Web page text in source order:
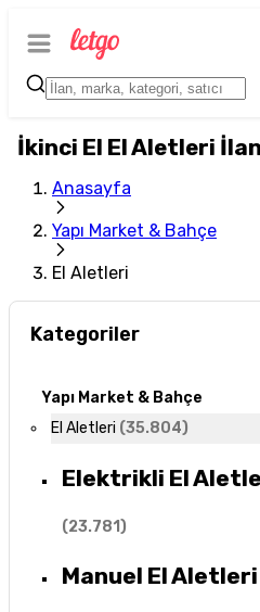
İkinci El El Aletleri
Anasayfa
Yapı Market & Bahçe
El Aletleri
Kategoriler
Yapı Market & Bahçe
El Aletleri (35.804)
Elektrikli El
(23.781)
Manuel El Aletleri